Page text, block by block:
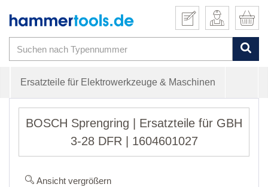
Ersatzteile für Elektrowerkzeuge & Maschinen
BOSCH Sprengring | Ersatzteile für GBH
3-28 DFR | 1604601027
Ansicht vergrößern